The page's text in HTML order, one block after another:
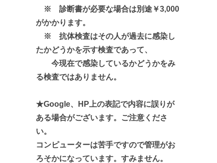
※ 診断書が必要な場合は別途￥3,000
がかかります。
※ 抗体検査はその人が過去に感染し
たかどうかを示す検査であって、
今現在で感染しているかどうかをみ
る検査ではありません。
★Google、HP上の表記で内容に誤りが
ある場合がございます。ご注意くださ
い。
コンピューターは苦手ですので管理がお
ろそかになっています。すみません。